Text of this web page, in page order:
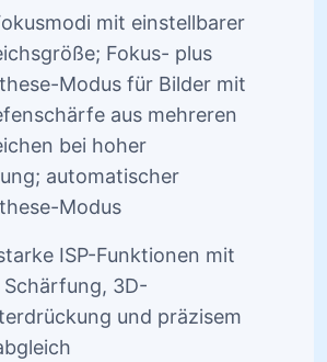
mit einstellbarer
Fokus- plus
Modus für Bilder mit
aus mehreren
bei hoher
automatischer
Modus
ISP-Funktionen mit
3D-
und präzisem